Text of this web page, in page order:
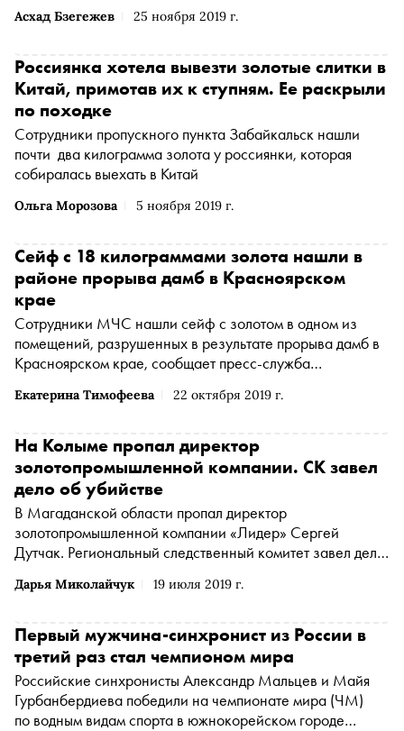
Асхад Бзегежев 25 ноября 2019 г.
самородков или даже золотых жилок в горной породе.
увидеть невооруженным глазом. «‎Сноб»‎ отправился на
прииски компании «‎Мангазея Золото»‎ и узнал, как
живут забайкальские рудокопы, при чем здесь история
об исчезнувшем русском городе и почему рабочие,
которые добывают золото, никогда его не видели
Ольга Морозова 5 ноября 2019 г.
Россиянка хотела вывезти золотые слитки в
Китай, примотав их к ступням. Ее раскрыли
по походке
Сотрудники пропускного пункта Забайкальск нашли
почти два килограмма золота у россиянки, которая
собиралась выехать в Китай
Екатерина Тимофеева 22 октября 2019 г.
Сейф с 18 килограммами золота нашли в
районе прорыва дамб в Красноярском
крае
Сотрудники МЧС нашли сейф с золотом в одном из
помещений, разрушенных в результате прорыва дамб в
Красноярском крае, сообщает пресс-служба
общий вес драгоценного металла составляет 18
Дарья Миколайчук 19 июля 2019 г.
На Колыме пропал директор
золотопромышленной компании. СК завел
дело об убийстве
В Магаданской области пропал директор
золотопромышленной компании «Лидер» Сергей
Дутчак. Региональный следственный комитет завел дело
Первый мужчина-синхронист из России в
третий раз стал чемпионом мира
Российские синхронисты Александр Мальцев и Майя
Гурбанбердиева победили на чемпионате мира (ЧМ)
по водным видам спорта в южнокорейском городе